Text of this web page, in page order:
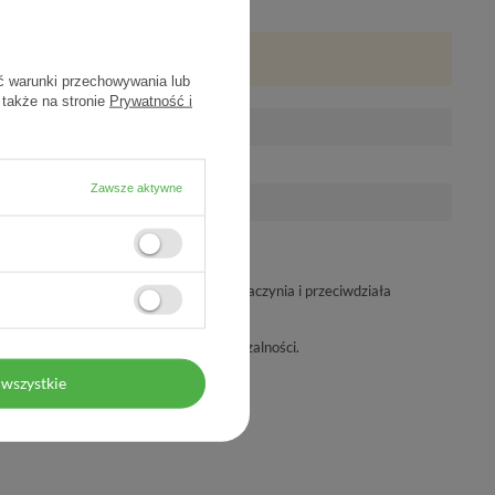
wolnych rodników, Wzmacnia naczynia i przeciwdziała
poprzez zmniejszanie ich przepuszczalności.
warunki przechowywania lub
na stronie Prywatność i
Zawsze aktywne